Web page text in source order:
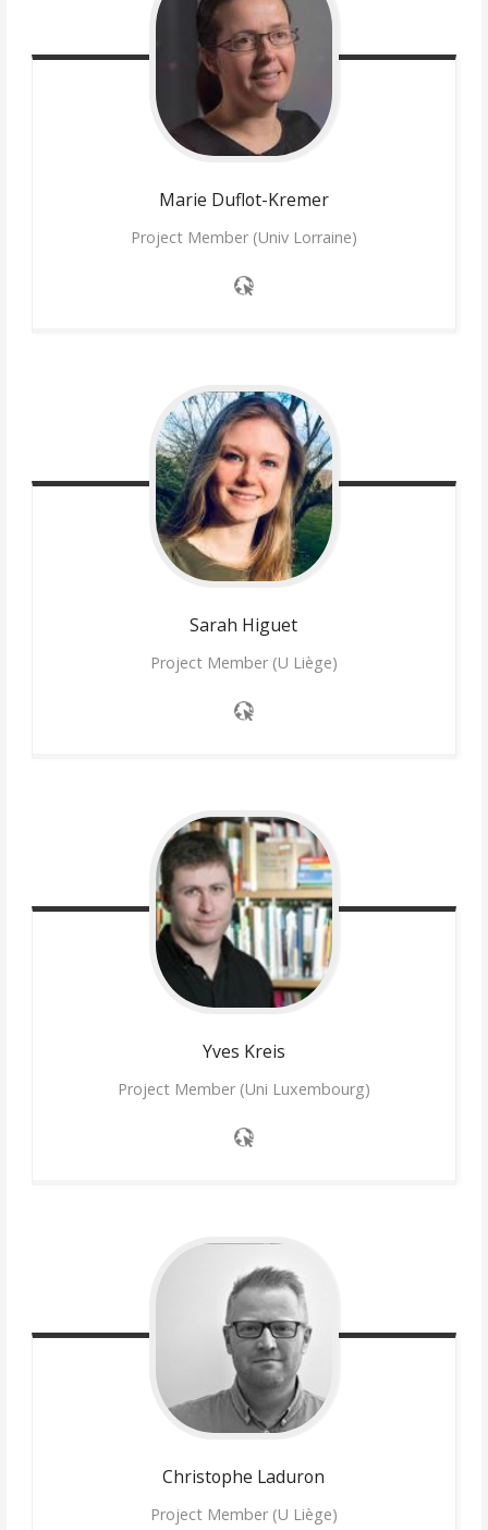
Marie Duflot-Kremer
Project Member (Univ Lorraine)
Sarah Higuet
Project Member (U Liège)
Yves Kreis
Project Member (Uni Luxembourg)
Christophe Laduron
Project Member (U Liège)